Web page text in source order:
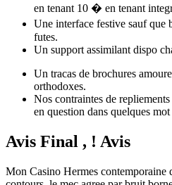
en tenant 10 � en tenant
Une interface festive sauf
futes.
Un support assimilant dispo
Un tracas de brochures
orthodoxes.
Nos contraintes de
en question dans quelques
Avis Final , ! Avis
Mon Casino Hermes contemporaine